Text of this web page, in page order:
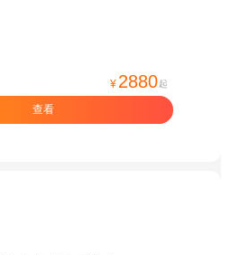
¥ 2880 起
查看